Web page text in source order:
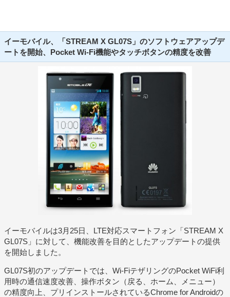
イーモバイル、「STREAM X GL07S」のソフトウェアアップデ
ートを開始、Pocket Wi-Fi機能やタッチボタンの精度を改善
イーモバイルは3月25日、LTE対応スマートフォン「STREAM X
GL07S」に対して、機能改善を目的としたアップデートの提供
を開始しました。
GL07S初のアップデートでは、Wi-FiテザリングのPocket WiFi利
用時の通信速度改善、操作ボタン（戻る、ホーム、メニュー）
の精度向上、プリインストールされているChrome for Androidの